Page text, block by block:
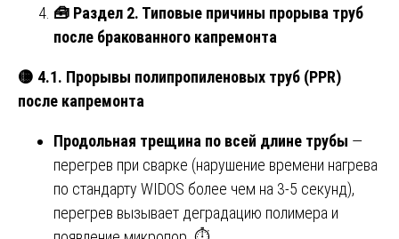
🧰 Раздел 2. Типовые причины прорыва труб
после бракованного капремонта
🟡 4.1. Прорывы полипропиленовых труб (PPR)
после капремонта
Продольная трещина по всей длине трубы —
перегрев при сварке (нарушение времени нагрева
по стандарту WIDOS более чем на 3-5 секунд),
перегрев вызывает деградацию полимера и